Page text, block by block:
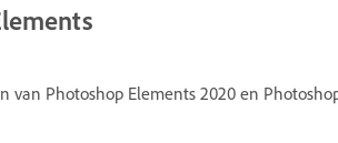
Photoshop Elements 2020 en Photoshop